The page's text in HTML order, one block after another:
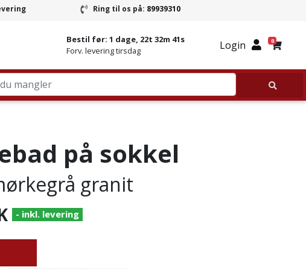
på sokkel
granit
- inkl. levering
levering Ring til Granitbutikken 89939310
Ring til os på: 89939310
Bestil før: 1 dage, 22t 32m 40s
Forv. levering tirsdag
Login 0